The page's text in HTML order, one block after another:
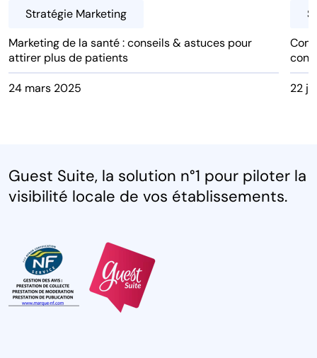
Stratégie Marketing
Marketing de la santé : conseils & astuces pour
attirer plus de patients
24 mars 2025 22
Guest Suite, la solution n°1 pour piloter la
visibilité locale de vos établissements.